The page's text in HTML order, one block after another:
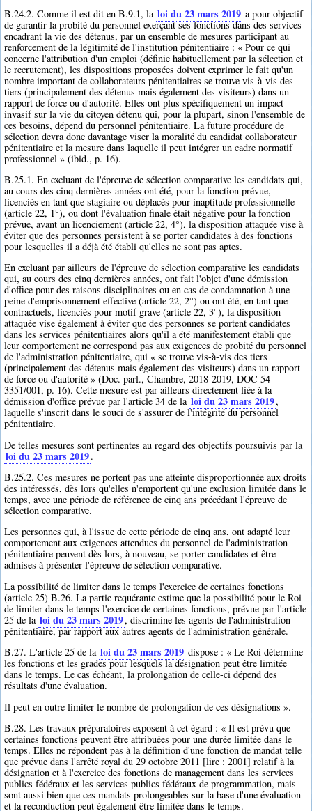
B.24.2. Comme il est dit en B.9.1, la loi du 23 mars 2019 a pour objectif
de garantir la probité du personnel exerçant ses fonctions dans des services
encadrant la vie des détenus, par un ensemble de mesures participant au
renforcement de la légitimité de l'institution pénitentiaire : « Pour ce qui
concerne l'attribution d'un emploi (définie habituellement par la sélection et
le recrutement), les dispositions proposées doivent exprimer le fait qu'un
nombre important de collaborateurs pénitentiaires se trouve vis-à-vis des
tiers (principalement des détenus mais également des visiteurs) dans un
rapport de force ou d'autorité. Elles ont plus spécifiquement un impact
invasif sur la vie du citoyen détenu qui, pour la plupart, sinon l'ensemble de
ces besoins, dépend du personnel pénitentiaire. La future procédure de
sélection devra donc davantage viser la moralité du candidat collaborateur
pénitentiaire et la mesure dans laquelle il peut intégrer un cadre normatif
professionnel » (ibid., p. 16).
B.25.1. En excluant de l'épreuve de sélection comparative les candidats qui,
au cours des cinq dernières années ont été, pour la fonction prévue,
licenciés en tant que stagiaire ou déplacés pour inaptitude professionnelle
(article 22, 1°), ou dont l'évaluation finale était négative pour la fonction
prévue, avant un licenciement (article 22, 4°), la disposition attaquée vise à
éviter que des personnes persistent à se porter candidates à des fonctions
pour lesquelles il a déjà été établi qu'elles ne sont pas aptes.
En excluant par ailleurs de l'épreuve de sélection comparative les candidats
qui, au cours des cinq dernières années, ont fait l'objet d'une démission
d'office pour des raisons disciplinaires ou en cas de condamnation à une
peine d'emprisonnement effective (article 22, 2°) ou ont été, en tant que
contractuels, licenciés pour motif grave (article 22, 3°), la disposition
attaquée vise également à éviter que des personnes se portent candidates
dans les services pénitentiaires alors qu'il a été manifestement établi que
leur comportement ne correspond pas aux exigences de probité du personnel
de l'administration pénitentiaire, qui « se trouve vis-à-vis des tiers
(principalement des détenus mais également des visiteurs) dans un rapport
de force ou d'autorité » (Doc. parl., Chambre, 2018-2019, DOC 54-
3351/001, p. 16). Cette mesure est par ailleurs directement liée à la
démission d'office prévue par l'article 34 de la loi du 23 mars 2019,
laquelle s'inscrit dans le souci de s'assurer de l'intégrité du personnel
pénitentiaire.
De telles mesures sont pertinentes au regard des objectifs poursuivis par la
loi du 23 mars 2019.
B.25.2. Ces mesures ne portent pas une atteinte disproportionnée aux droits
des intéressés, dès lors qu'elles n'emportent qu'une exclusion limitée dans le
temps, avec une période de référence de cinq ans précédant l'épreuve de
sélection comparative.
Les personnes qui, à l'issue de cette période de cinq ans, ont adapté leur
comportement aux exigences attendues du personnel de l'administration
pénitentiaire peuvent dès lors, à nouveau, se porter candidates et être
admises à présenter l'épreuve de sélection comparative.
La possibilité de limiter dans le temps l'exercice de certaines fonctions
(article 25) B.26. La partie requérante estime que la possibilité pour le Roi
de limiter dans le temps l'exercice de certaines fonctions, prévue par l'article
25 de la loi du 23 mars 2019, discrimine les agents de l'administration
pénitentiaire, par rapport aux autres agents de l'administration générale.
B.27. L'article 25 de la loi du 23 mars 2019 dispose : « Le Roi détermine
les fonctions et les grades pour lesquels la désignation peut être limitée
dans le temps. Le cas échéant, la prolongation de celle-ci dépend des
résultats d'une évaluation.
Il peut en outre limiter le nombre de prolongation de ces désignations ».
B.28. Les travaux préparatoires exposent à cet égard : « Il est prévu que
certaines fonctions peuvent être attribuées pour une durée limitée dans le
temps. Elles ne répondent pas à la définition d'une fonction de mandat telle
que prévue dans l'arrêté royal du 29 octobre 2011 [lire : 2001] relatif à la
désignation et à l'exercice des fonctions de management dans les services
publics fédéraux et les services publics fédéraux de programmation, mais
sont aussi bien que ces mandats prolongeables sur la base d'une évaluation
et la reconduction peut également être limitée dans le temps.